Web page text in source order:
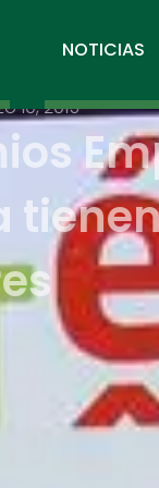
NOTICIAS
marzo 10, 2015
Los
Esport